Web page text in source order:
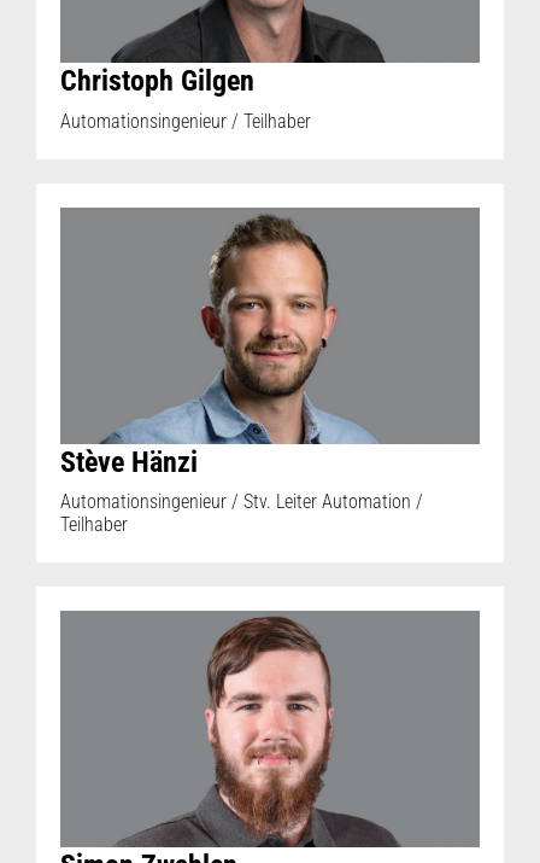
Christoph Gilgen
Automationsingenieur / Teilhaber
Stève Hänzi
Automationsingenieur / Stv. Leiter Automation /
Teilhaber